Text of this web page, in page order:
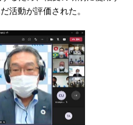
活動が評価された。